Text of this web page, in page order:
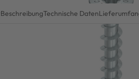
BeschreibungTechnische Daten